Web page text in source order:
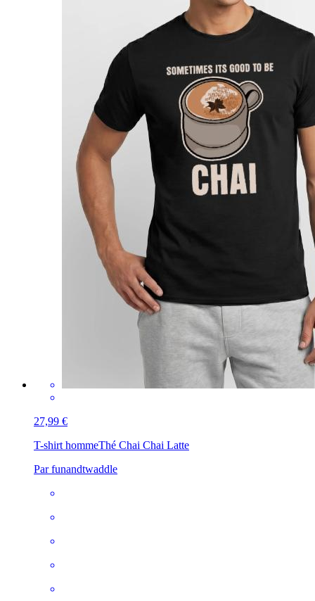
27,99 €
T-shirt hommeThé Chai Chai Latte
Par funandtwaddle